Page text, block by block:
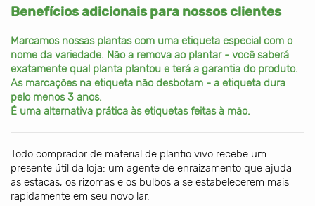
Benefícios adicionais para nossos clientes
Marcamos nossas plantas com uma etiqueta especial com o
nome da variedade. Não a remova ao plantar - você saberá
exatamente qual planta plantou e terá a garantia do produto.
As marcações na etiqueta não desbotam - a etiqueta dura
pelo menos 3 anos.
É uma alternativa prática às etiquetas feitas à mão.
Todo comprador de material de plantio vivo recebe um
presente útil da loja: um agente de enraizamento que ajuda
as estacas, os rizomas e os bulbos a se estabelecerem mais
rapidamente em seu novo lar.